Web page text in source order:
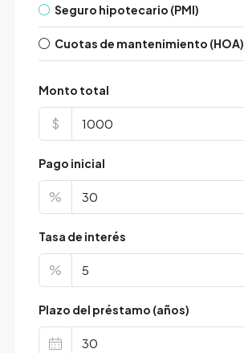
Seguro hipotecario (PMI)
Cuotas de mantenimiento (HOA)
Monto total
$
Pago inicial
%
Tasa de interés
%
Plazo del préstamo (años)